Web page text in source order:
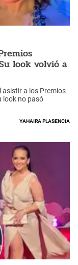
look volvió a
asistir a los Premios
look no pasó
Yahaira Plasencia